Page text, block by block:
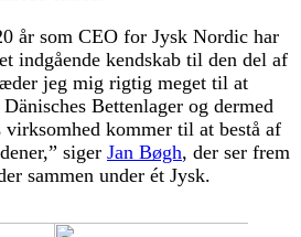
år som CEO for Jysk Nordic har
indgående kendskab til den del af
jeg mig rigtig meget til at
Bettenlager og dermed
kommer til at bestå af
siger Jan Bøgh, der ser frem
sammen under ét Jysk.